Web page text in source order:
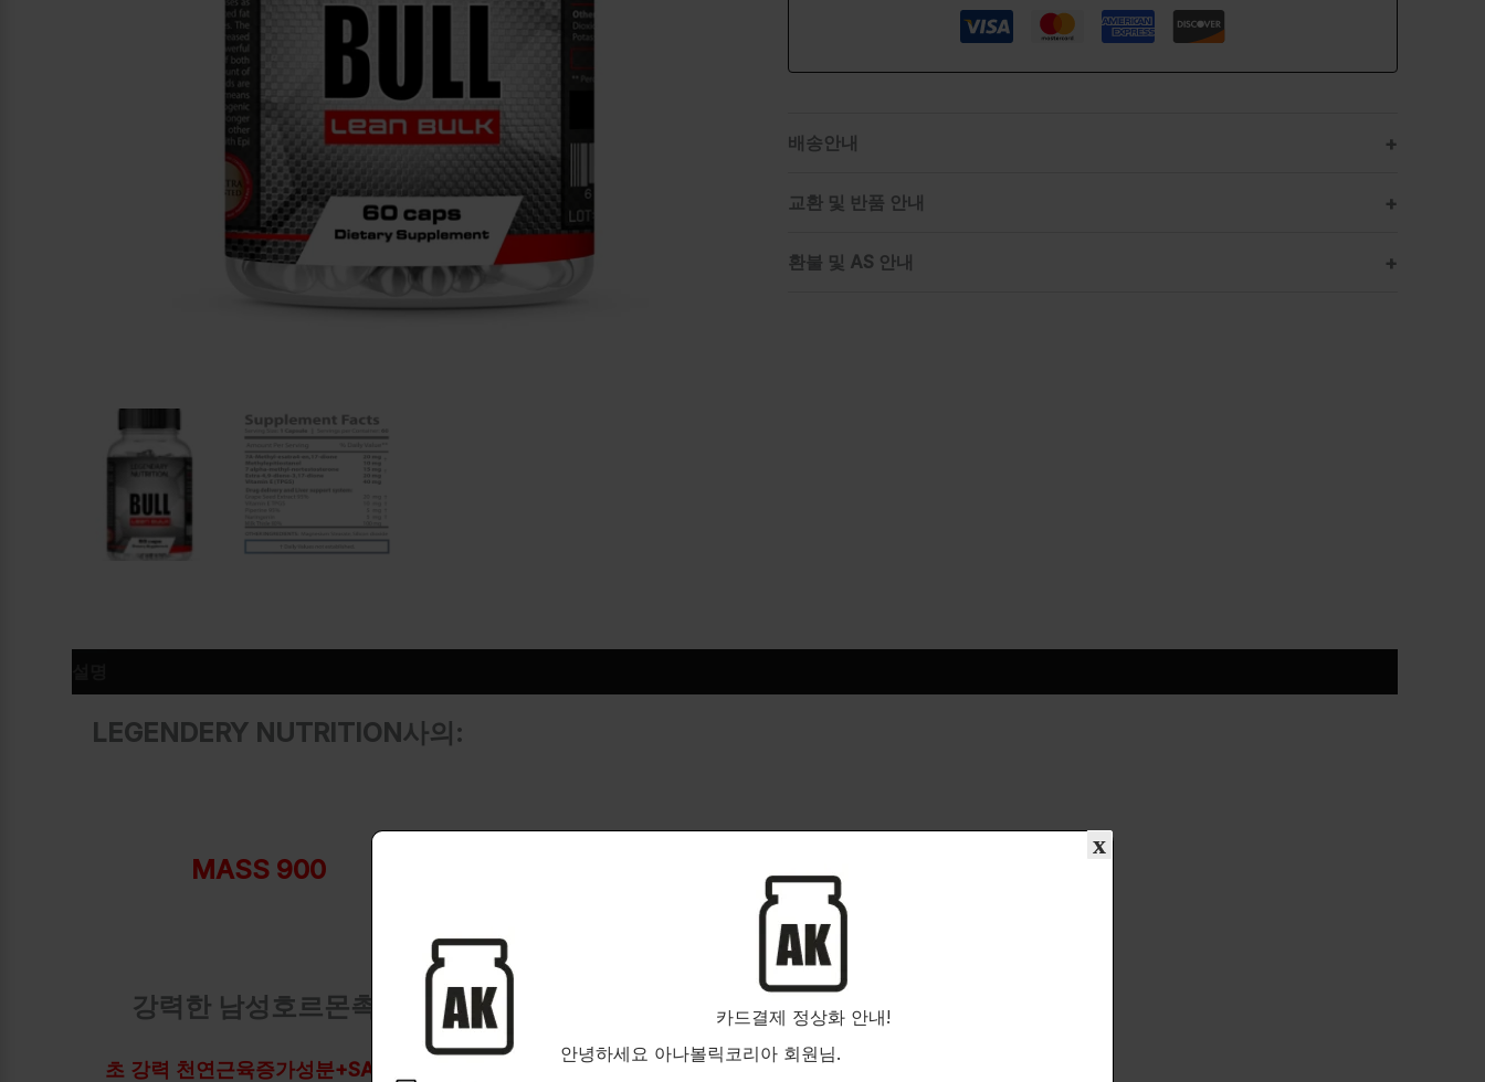
배송안내
교환 및 반품 안내
환불 및 AS 안내
LEGENDERY NUTRITION사의:
MASS 900
강력한 남성호르몬촉진!
초 강력 천연근육증가성분+SARMs구성!
카드결제 정상화 안내!
안녕하세요 아나볼릭코리아 회원님.
x